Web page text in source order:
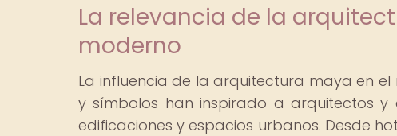
La relevancia de la
moderno
La influencia de la arquitectura maya en
y símbolos han inspirado a arquitectos
edificaciones y espacios urbanos. Desde